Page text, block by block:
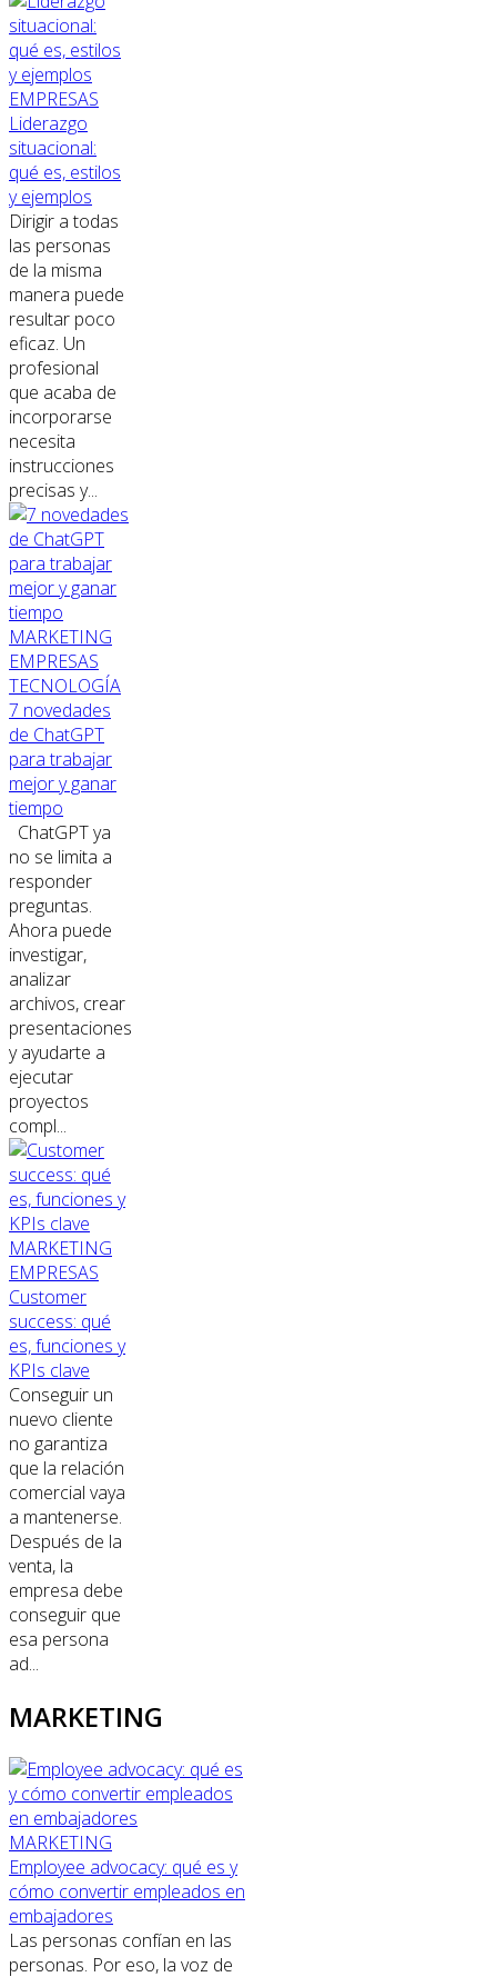
EMPRESAS
Liderazgo
situacional:
qué es, estilos
y ejemplos
Dirigir a todas
las personas
de la misma
manera puede
resultar poco
eficaz. Un
profesional
que acaba de
incorporarse
necesita
instrucciones
precisas y...
MARKETING
EMPRESAS
TECNOLOGÍA
7 novedades
de ChatGPT
para trabajar
mejor y ganar
tiempo
ChatGPT ya
no se limita a
responder
preguntas.
Ahora puede
investigar,
analizar
archivos, crear
presentaciones
y ayudarte a
ejecutar
proyectos
compl...
MARKETING
EMPRESAS
Customer
success: qué
es, funciones y
KPIs clave
Conseguir un
nuevo cliente
no garantiza
que la relación
comercial vaya
a mantenerse.
Después de la
venta, la
empresa debe
conseguir que
esa persona
ad...
MARKETING
MARKETING
Employee advocacy: qué es y
cómo convertir empleados en
embajadores
Las personas confían en las
personas. Por eso, la voz de